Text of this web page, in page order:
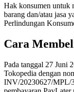
Hak konsumen untuk
barang dan/atau jasa
Perlindungan
Cara
Pada tanggal 27 Juni
Tokopedia dengan
INV/20230627/MPL/